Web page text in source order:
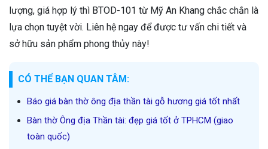
lượng, giá hợp lý thì BTOD-101 từ Mỹ An Khang chắc chắn là
lựa chọn tuyệt vời. Liên hệ ngay để được tư vấn chi tiết và
sở hữu sản phẩm phong thủy này!
CÓ THỂ BẠN QUAN TÂM:
Báo giá bàn thờ ông địa thần tài gỗ hương giá tốt nhất
Bàn thờ Ông địa Thần tài: đẹp giá tốt ở TPHCM (giao
toàn quốc)